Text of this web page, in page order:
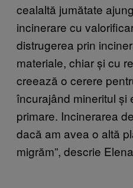
cealaltă jumătate
incinerare cu
distrugerea prin
materiale, chiar și cu
creează o cerere
încurajând mineritul și
primare. Incinerarea
dacă am avea o altă
migrăm”, descrie